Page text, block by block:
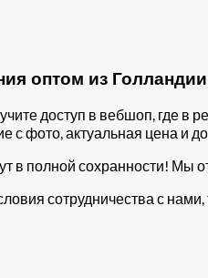
оптом из
доступ в вебшоп, где
с фото, актуальная цена и
в полной сохранности! Мы
сотрудничества с